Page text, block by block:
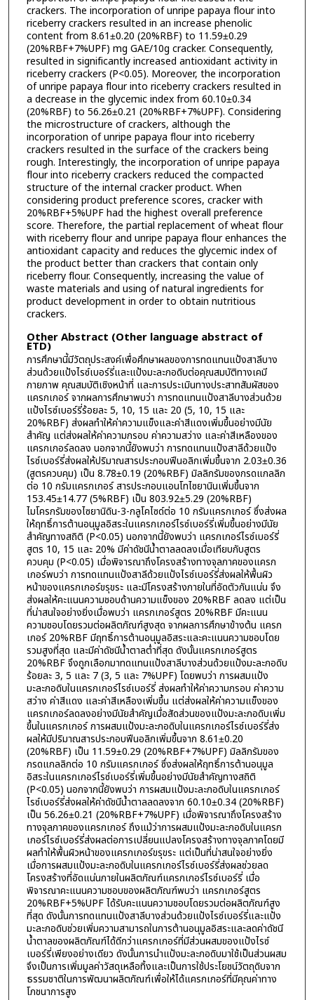
crackers. The incorporation of unripe papaya flour into
riceberry crackers resulted in an increase phenolic
content from 8.61±0.20 (20%RBF) to 11.59±0.29
(20%RBF+7%UPF) mg GAE/10g cracker. Consequently,
resulted in significantly increased antioxidant activity in
riceberry crackers (P<0.05). Moreover, the incorporation
of unripe papaya flour into riceberry crackers resulted in
a decrease in the glycemic index from 60.10±0.34
(20%RBF) to 56.26±0.21 (20%RBF+7%UPF). Considering
the microstructure of crackers, although the
incorporation of unripe papaya flour into riceberry
crackers resulted in the surface of the crackers being
rough. Interestingly, the incorporation of unripe papaya
flour into riceberry crackers reduced the compacted
structure of the internal cracker product. When
considering product preference scores, cracker with
20%RBF+5%UPF had the highest overall preference
score. Therefore, the partial replacement of wheat flour
with riceberry flour and unripe papaya flour enhances the
antioxidant capacity and reduces the glycemic index of
the product better than crackers that contain only
riceberry flour. Consequently, increasing the value of
waste materials and using of natural ingredients for
product development in order to obtain nutritious
crackers.
Other Abstract (Other language abstract of
ETD)
การศึกษานี้มีวัตถุประสงค์เพื่อศึกษาผลของการทดแทนแป้งสาลีบาง
ส่วนด้วยแป้งไรซ์เบอร์รี่และแป้งมะละกอดิบต่อคุณสมบัติทางเคมี
กายภาพ คุณสมบัติเชิงหน้าที่ และการประเมินทางประสาทสัมผัสของ
แครกเกอร์ จากผลการศึกษาพบว่า การทดแทนแป้งสาลีบางส่วนด้วย
แป้งไรซ์เบอร์รี่ร้อยละ 5, 10, 15 และ 20 (5, 10, 15 และ
20%RBF) ส่งผลทำให้ค่าความแข็งและค่าสีแดงเพิ่มขึ้นอย่างมีนัย
สำคัญ แต่ส่งผลให้ค่าความกรอบ ค่าความสว่าง และค่าสีเหลืองของ
แครกเกอร์ลดลง นอกจากนี้ยังพบว่า การทดแทนแป้งสาลีด้วยแป้ง
ไรซ์เบอร์รี่ส่งผลให้ปริมาณสารประกอบฟีนอลิกเพิ่มขึ้นจาก 2.03±0.36
(สูตรควบคุม) เป็น 8.78±0.19 (20%RBF) มิลลิกรัมของกรดแกลลิก
ต่อ 10 กรัมแครกเกอร์ สารประกอบแอนโทไซยานินเพิ่มขึ้นจาก
153.45±14.77 (5%RBF) เป็น 803.92±5.29 (20%RBF)
ไมโครกรัมของไซยานิดิน-3-กลูโคไซด์ต่อ 10 กรัมแครกเกอร์ ซึ่งส่งผล
ให้ฤทธิ์การต้านอนุมูลอิสระในแครกเกอร์ไรซ์เบอร์รี่เพิ่มขึ้นอย่างมีนัย
สำคัญทางสถิติ (P<0.05) นอกจากนี้ยังพบว่า แครกเกอร์ไรซ์เบอร์รี่
สูตร 10, 15 และ 20% มีค่าดัชนีน้ำตาลลดลงเมื่อเทียบกับสูตร
ควบคุม (P<0.05) เมื่อพิจารณาถึงโครงสร้างทางจุลภาคของแครก
เกอร์พบว่า การทดแทนแป้งสาลีด้วยแป้งไรซ์เบอร์รี่ส่งผลให้พื้นผิว
หน้าของแครกเกอร์ขรุขระ และมีโครงสร้างภายในที่อัดตัวกันแน่น จึง
ส่งผลให้คะแนนความชอบด้านความแข็งของ 20%RBF ลดลง แต่เป็น
ที่น่าสนใจอย่างยิ่งเมื่อพบว่า แครกเกอร์สูตร 20%RBF มีคะแนน
ความชอบโดยรวมต่อผลิตภัณฑ์สูงสุด จากผลการศึกษาข้างต้น แครก
เกอร์ 20%RBF มีฤทธิ์การต้านอนุมูลอิสระและคะแนนความชอบโดย
รวมสูงที่สุด และมีค่าดัชนีน้ำตาลต่ำที่สุด ดังนั้นแครกเกอร์สูตร
20%RBF จึงถูกเลือกมาทดแทนแป้งสาลีบางส่วนด้วยแป้งมะละกอดิบ
ร้อยละ 3, 5 และ 7 (3, 5 และ 7%UPF) โดยพบว่า การผสมแป้ง
มะละกอดิบในแครกเกอร์ไรซ์เบอร์รี่ ส่งผลทำให้ค่าความกรอบ ค่าความ
สว่าง ค่าสีแดง และค่าสีเหลืองเพิ่มขึ้น แต่ส่งผลให้ค่าความแข็งของ
แครกเกอร์ลดลงอย่างมีนัยสำคัญเมื่อสัดส่วนของแป้งมะละกอดิบเพิ่ม
ขึ้นในแครกเกอร์ การผสมแป้งมะละกอดิบในแครกเกอร์ไรซ์เบอร์รี่ส่ง
ผลให้มีปริมาณสารประกอบฟีนอลิกเพิ่มขึ้นจาก 8.61±0.20
(20%RBF) เป็น 11.59±0.29 (20%RBF+7%UPF) มิลลิกรัมของ
กรดแกลลิกต่อ 10 กรัมแครกเกอร์ ซึ่งส่งผลให้ฤทธิ์การต้านอนุมูล
อิสระในแครกเกอร์ไรซ์เบอร์รี่เพิ่มขึ้นอย่างมีนัยสำคัญทางสถิติ
(P<0.05) นอกจากนี้ยังพบว่า การผสมแป้งมะละกอดิบในแครกเกอร์
ไรซ์เบอร์รี่ส่งผลให้ค่าดัชนีน้ำตาลลดลงจาก 60.10±0.34 (20%RBF)
เป็น 56.26±0.21 (20%RBF+7%UPF) เมื่อพิจารณาถึงโครงสร้าง
ทางจุลภาคของแครกเกอร์ ถึงแม้ว่าการผสมแป้งมะละกอดิบในแครก
เกอร์ไรซ์เบอร์รี่ส่งผลต่อการเปลี่ยนแปลงโครงสร้างทางจุลภาคโดยมี
ผลทำให้พื้นผิวหน้าของแครกเกอร์ขรุขระ แต่เป็นที่น่าสนใจอย่างยิ่ง
เมื่อการผสมแป้งมะละกอดิบในแครกเกอร์ไรซ์เบอร์รี่ส่งผลช่วยลด
โครงสร้างที่อัดแน่นภายในผลิตภัณฑ์แครกเกอร์ไรซ์เบอร์รี่ เมื่อ
พิจารณาคะแนนความชอบของผลิตภัณฑ์พบว่า แครกเกอร์สูตร
20%RBF+5%UPF ได้รับคะแนนความชอบโดยรวมต่อผลิตภัณฑ์สูง
ที่สุด ดังนั้นการทดแทนแป้งสาลีบางส่วนด้วยแป้งไรซ์เบอร์รี่และแป้ง
มะละกอดิบช่วยเพิ่มความสามารถในการต้านอนุมูลอิสระและลดค่าดัชนี
น้ำตาลของผลิตภัณฑ์ได้ดีกว่าแครกเกอร์ที่มีส่วนผสมของแป้งไรซ์
เบอร์รี่เพียงอย่างเดียว ดังนั้นการนำแป้งมะละกอดิบมาใช้เป็นส่วนผสม
จึงเป็นการเพิ่มมูลค่าวัสดุเหลือทิ้งและเป็นการใช้ประโยชน์วัตถุดิบจาก
ธรรมชาติในการพัฒนาผลิตภัณฑ์เพื่อให้ได้แครกเกอร์ที่มีคุณค่าทาง
โภชนาการสูง